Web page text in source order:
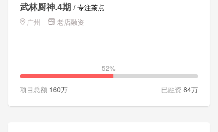
宁夏
青海 陕西省
山西省
吉林省
武林厨神.4期 / 专注茶点
广州
老店融资
52%
项目总额 160万 已融资 84万